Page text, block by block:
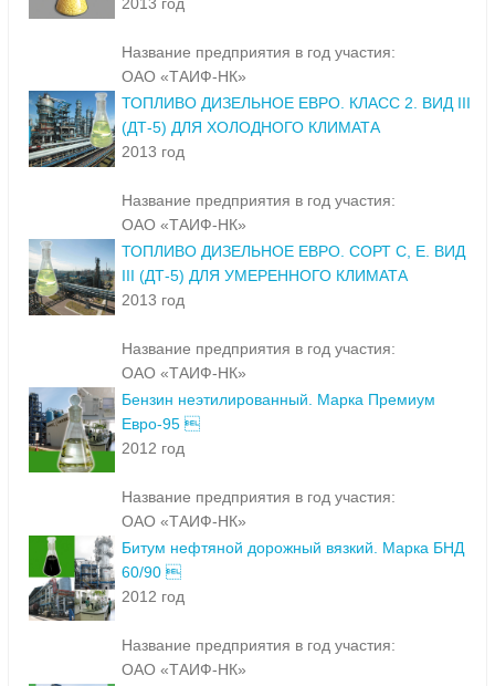
2013 год
Название предприятия в год участия:
ОАО «ТАИФ-НК»
ТОПЛИВО ДИЗЕЛЬНОЕ ЕВРО. КЛАСС 2. ВИД III
(ДТ-5) ДЛЯ ХОЛОДНОГО КЛИМАТА
2013 год
Название предприятия в год участия:
ОАО «ТАИФ-НК»
ТОПЛИВО ДИЗЕЛЬНОЕ ЕВРО. СОРТ С, Е. ВИД
III (ДТ-5) ДЛЯ УМЕРЕННОГО КЛИМАТА
2013 год
Название предприятия в год участия:
ОАО «ТАИФ-НК»
Бензин неэтилированный. Марка Премиум
Евро-95 
2012 год
Название предприятия в год участия:
ОАО «ТАИФ-НК»
Битум нефтяной дорожный вязкий. Марка БНД
60/90 
2012 год
Название предприятия в год участия:
ОАО «ТАИФ-НК»